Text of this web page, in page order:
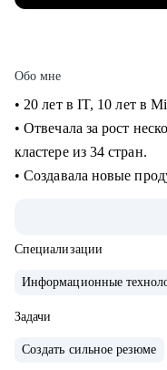
Обо мне
• 20 лет в IT, 10 лет в
• Отвечала за рост
кластере из 34 стран.
• Создавала новые
• Управляла портфелем
• Помогаю стартапам.
С чем помогу:
• Проверить ваши
• Подготовить к
Специализации
Информационные
Задачи
Создать сильное резюме